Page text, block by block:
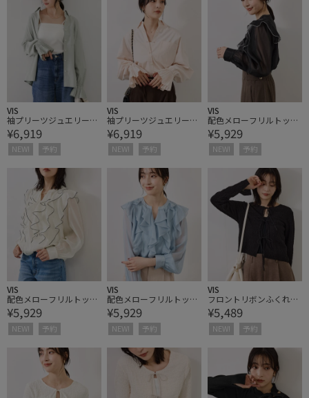
VIS
袖プリーツジュエリーボ
タンシャツ
¥6,919
NEW! 予約
VIS
袖プリーツジュエリーボ
タンシャツ
¥6,919
NEW! 予約
VIS
配色メローフリルトップ
ス
¥5,929
NEW! 予約
VIS
配色メローフリルトップ
ス
¥5,929
NEW! 予約
VIS
配色メローフリルトップ
ス
¥5,929
NEW! 予約
VIS
フロントリボンふくれジ
ャガードカーディガン
¥5,489
NEW! 予約